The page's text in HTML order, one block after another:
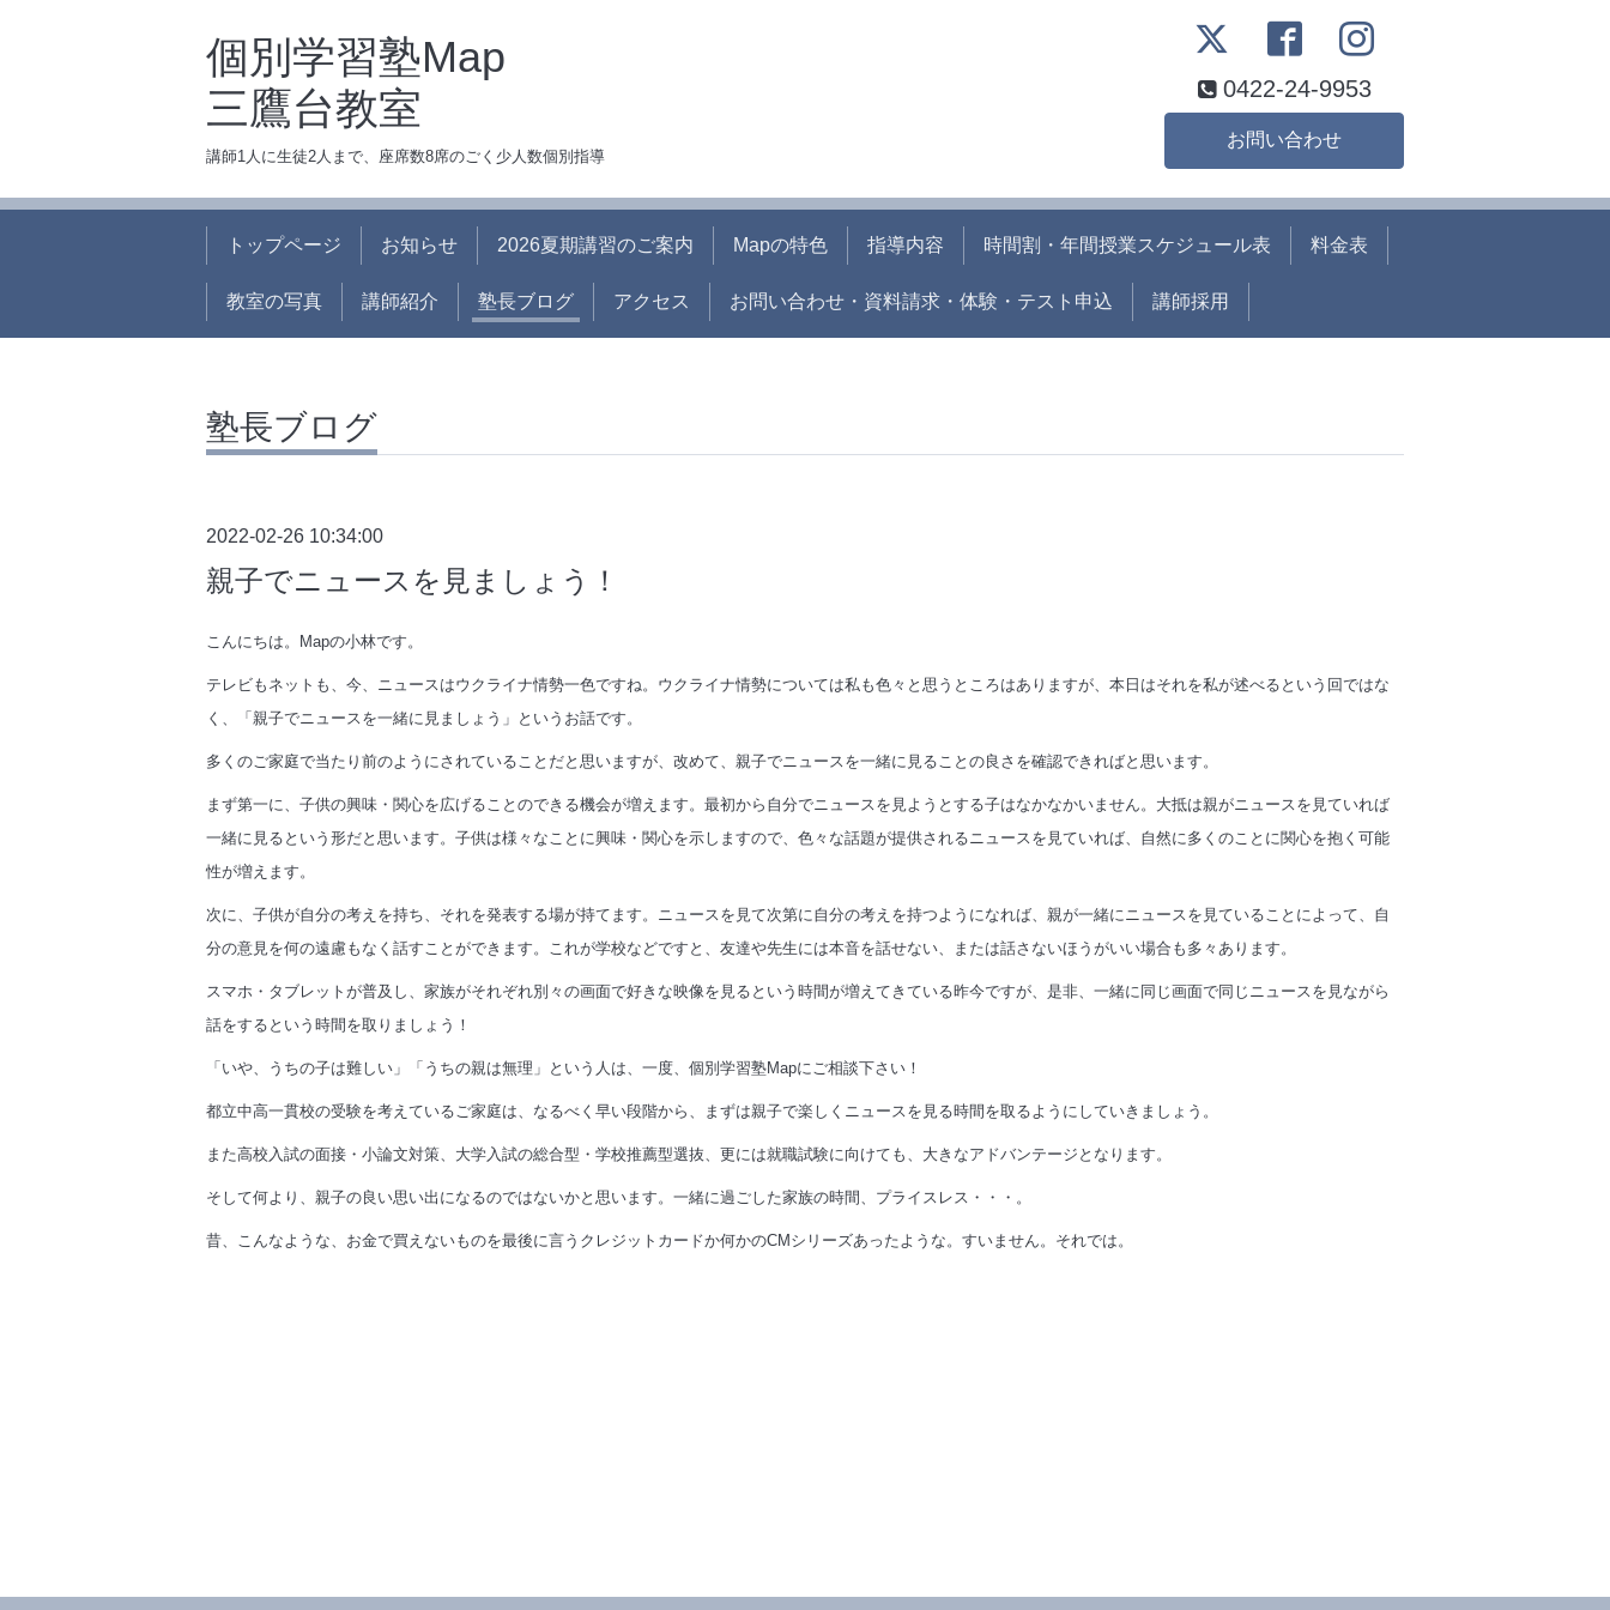
個別学習塾Map
三鷹台教室
講師1人に生徒2人まで、座席数8席のごく少人数個別指導
0422-24-9953
お問い合わせ
トップページ お知らせ 2026夏期講習のご案内 Mapの特色 指導内容 時間割・年間授業スケジュール表 料金表
教室の写真 講師紹介 塾長ブログ アクセス お問い合わせ・資料請求・体験・テスト申込 講師採用
塾長ブログ
2022-02-26 10:34:00
親子でニュースを見ましょう！
こんにちは。Mapの小林です。
テレビもネットも、今、ニュースはウクライナ情勢一色ですね。ウクライナ情勢については私も色々と思うところはありますが、本日はそれを私が述べるという回ではな
く、「親子でニュースを一緒に見ましょう」というお話です。
多くのご家庭で当たり前のようにされていることだと思いますが、改めて、親子でニュースを一緒に見ることの良さを確認できればと思います。
まず第一に、子供の興味・関心を広げることのできる機会が増えます。最初から自分でニュースを見ようとする子はなかなかいません。大抵は親がニュースを見ていれば
一緒に見るという形だと思います。子供は様々なことに興味・関心を示しますので、色々な話題が提供されるニュースを見ていれば、自然に多くのことに関心を抱く可能
性が増えます。
次に、子供が自分の考えを持ち、それを発表する場が持てます。ニュースを見て次第に自分の考えを持つようになれば、親が一緒にニュースを見ていることによって、自
分の意見を何の遠慮もなく話すことができます。これが学校などですと、友達や先生には本音を話せない、または話さないほうがいい場合も多々あります。
スマホ・タブレットが普及し、家族がそれぞれ別々の画面で好きな映像を見るという時間が増えてきている昨今ですが、是非、一緒に同じ画面で同じニュースを見ながら
話をするという時間を取りましょう！
「いや、うちの子は難しい」「うちの親は無理」という人は、一度、個別学習塾Mapにご相談下さい！
都立中高一貫校の受験を考えているご家庭は、なるべく早い段階から、まずは親子で楽しくニュースを見る時間を取るようにしていきましょう。
また高校入試の面接・小論文対策、大学入試の総合型・学校推薦型選抜、更には就職試験に向けても、大きなアドバンテージとなります。
そして何より、親子の良い思い出になるのではないかと思います。 一緒に過ごした家族の時間、プライスレス・・・。
昔、こんなような、お金で買えないものを最後に言うクレジットカードか何かのCMシリーズあったような。すいません。それでは。